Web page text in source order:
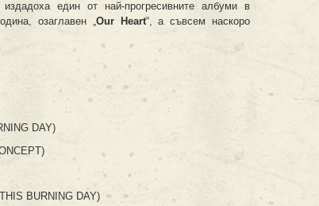
един от най-прогресивните албуми в
oзаглавен „ Our Heart“, а съвсем наскоро
DAY)
BURNING DAY)